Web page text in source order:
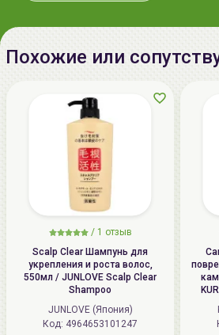
Похожие или
/ 1 отзыв
Scalp Clear Шампунь для
укрепления и роста волос,
550мл / JUNLOVE Scalp Clear
Shampoo
JUNLOVE (Япония)
Код: 4964653101247